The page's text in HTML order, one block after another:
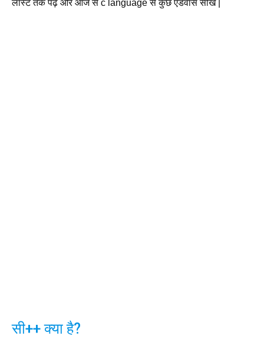
लास्ट तक पढ़े और आज से c language से कुछ एडवांस सीखे |
सी++ क्या है?